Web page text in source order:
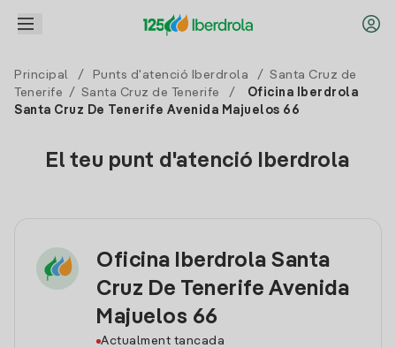
Principal / Punts d'atenció Iberdrola / Santa Cruz de
Tenerife
/ Santa Cruz de Tenerife /
Oficina Iberdrola
Santa Cruz De Tenerife Avenida Majuelos 66
El teu punt d'atenció Iberdrola
Oficina Iberdrola Santa
Cruz De Tenerife Avenida
Majuelos 66
Actualment tancada